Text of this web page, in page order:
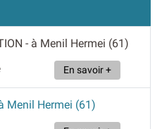
- à Menil Hermei (61)
En savoir +
Menil Hermei (61)